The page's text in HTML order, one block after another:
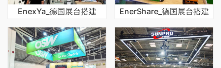
EnexYa_德国展台搭建 EnerShare_德国展台搭建